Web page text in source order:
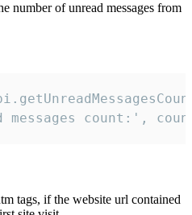
number of unread messages from
messages count:',
tags, if the website url contained